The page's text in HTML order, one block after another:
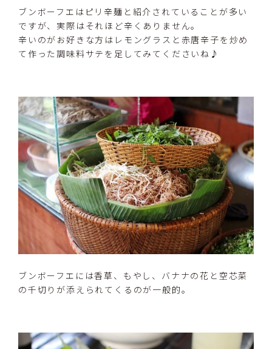
ブンボーフエはピリ辛麺と紹介されていることが多い
ですが、実際はそれほど辛くありません。
辛いのがお好きな方はレモングラスと赤唐辛子を炒め
て作った調味料サテを足してみてくださいね♪
ブンボーフエには香草、もやし、バナナの花と空芯菜
の千切りが添えられてくるのが一般的。